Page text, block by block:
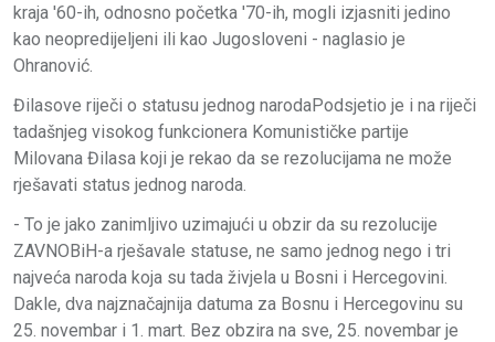
kraja '60-ih, odnosno početka '70-ih, mogli izjasniti jedino
kao neopredijeljeni ili kao Jugosloveni - naglasio je
Ohranović.
Đilasove riječi o statusu jednog narodaPodsjetio je i na riječi
tadašnjeg visokog funkcionera Komunističke partije
Milovana Đilasa koji je rekao da se rezolucijama ne može
rješavati status jednog naroda.
- To je jako zanimljivo uzimajući u obzir da su rezolucije
ZAVNOBiH-a rješavale statuse, ne samo jednog nego i tri
najveća naroda koja su tada živjela u Bosni i Hercegovini.
Dakle, dva najznačajnija datuma za Bosnu i Hercegovinu su
25. novembar i 1. mart. Bez obzira na sve, 25. novembar je